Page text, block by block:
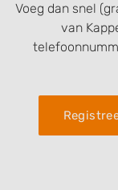
Voeg dan snel
van